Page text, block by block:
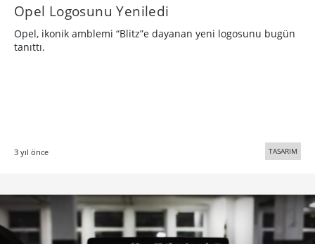
Opel Logosunu Yeniledi
Opel, ikonik amblemi “Blitz”e dayanan yeni logosunu bugün
tanıttı.
3 yıl önce TASARIM